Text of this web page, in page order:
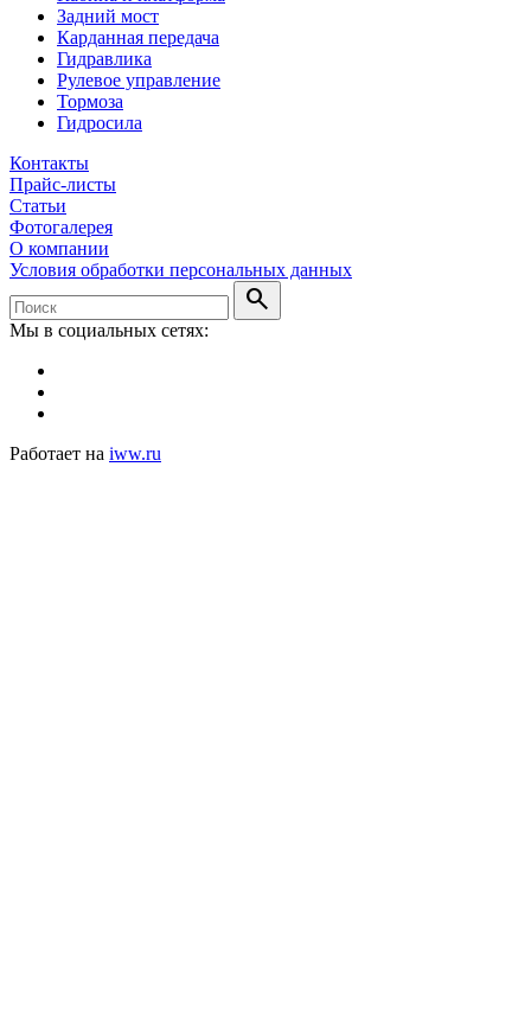
Задний мост
Карданная передача
Гидравлика
Рулевое управление
Тормоза
Гидросила
Контакты
Прайс-листы
Статьи
Фотогалерея
О компании
Условия обработки персональных данных
search
Мы в социальных сетях:
Работает на iww.ru